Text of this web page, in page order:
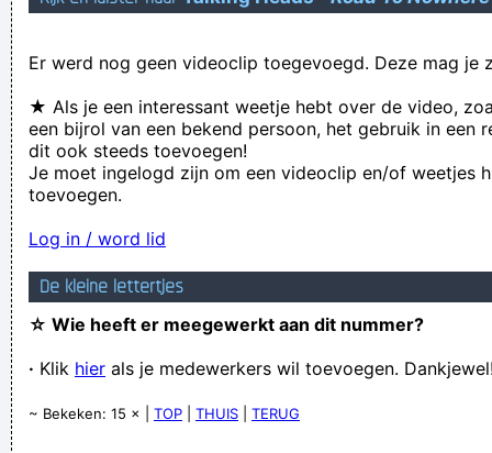
Er werd nog geen videoclip toegevoegd. Deze mag je
★ Als je een interessant weetje hebt over de video,
een bijrol van een bekend persoon, het gebruik in een
dit ook steeds toevoegen!
Je moet ingelogd zijn om een videoclip en/of weetjes
toevoegen.
Log in / word lid
De kleine lettertjes
☆ Wie heeft er meegewerkt aan dit nummer?
· Klik hier als je medewerkers wil toevoegen.
~ Bekeken: 15 × | TOP THUIS TERUG